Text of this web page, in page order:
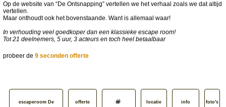
Op de website van “De Ontsnapping” vertellen we het verhaal zoals we dat altijd
vertellen.
Maar onthoudt ook het bovenstaande. Want is allemaal waar!
In verhouding veel goedkoper dan een klassieke escape room!
Tot 21 deelnemers, 5 uur, 3 acteurs en toch heel betaalbaar
probeer de 9 seconden offerte
escaperoom De
offerte
locatie
info
foto's